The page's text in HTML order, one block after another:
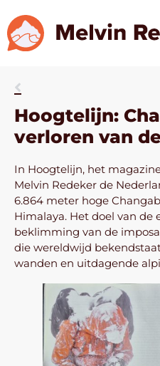
Hoogtelijn:
verloren van
In Hoogtelijn, het
Melvin Redeker de
6.864 meter hoge
Himalaya. Het doel van de
beklimming van de
die wereldwijd
wanden en uitdagende